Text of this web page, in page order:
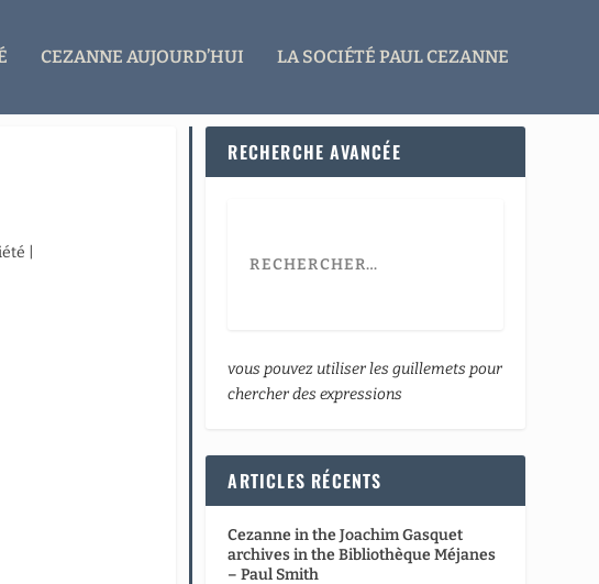
CEZANNE AUJOURD’HUI LA SOCIÉTÉ PAUL CEZANNE
RECHERCHE AVANCÉE
vous pouvez utiliser les guillemets pour
chercher des expressions
ARTICLES RÉCENTS
Cezanne in the Joachim Gasquet
archives in the Bibliothèque Méjanes
– Paul Smith